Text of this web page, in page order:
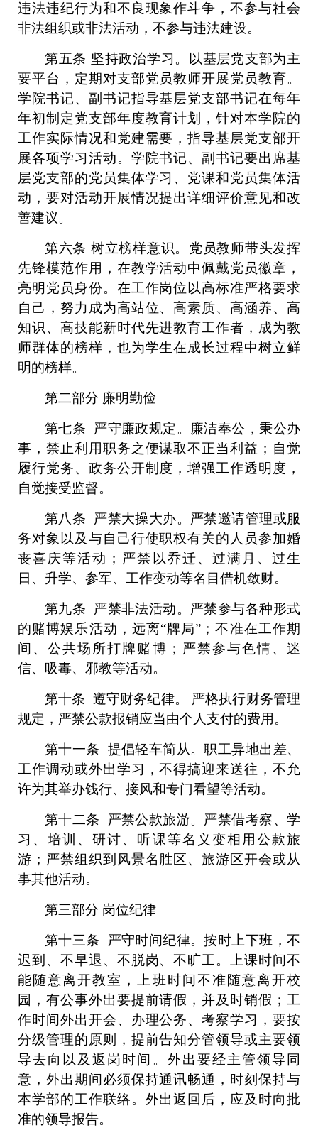
违法违纪行为和不良现象作斗争，不参与社会
非法组织或非法活动，不参与违法建设。
第五条 坚持政治学习。以基层党支部为主
要平台，定期对支部党员教师开展党员教育。
学院书记、副书记指导基层党支部书记在每年
年初制定党支部年度教育计划，针对本学院的
工作实际情况和党建需要，指导基层党支部开
展各项学习活动。学院书记、副书记要出席基
层党支部的党员集体学习、党课和党员集体活
动，要对活动开展情况提出详细评价意见和改
善建议。
第六条 树立榜样意识。党员教师带头发挥
先锋模范作用，在教学活动中佩戴党员徽章 ，
亮明党员身份。 在工作岗位以高标准严格要求
自己，努力成为高站位、高素质、高涵养、高
知识、高技能新时代先进教育工作者，成为教
师群体的榜样，也为学生在成长过程中树立鲜
明的榜样。
第二部分 廉明勤俭
第七条
严守廉政规定。廉洁奉公，秉公办
事，禁止利用职务之便谋取不正当利益；自觉
履行党务、政务公开制度，增强工作透明度，
自觉接受监督。
第八条
严禁大操大办。严禁邀请管理或服
务对象以及与自己行使职权有关的人员参加婚
丧喜庆等活动；严禁以乔迁、过满月、过生
日、升学、参军、工作变动等名目借机敛财。
第九条
严禁非法活动。严禁参与各种形式
的赌博娱乐活动，远离“牌局”；不准在工作期
间、公共场所打牌赌博；严禁参与色情、迷
信、吸毒、邪教等活动。
第十条 遵守财务纪律。
严格执行财务管理
规定，严禁公款报销应当由个人支付的费用。
第十一条 提倡轻车简从。职工异地出差、
工作调动或外出学习，不得搞迎来送往，不允
许为其举办饯行、接风和专门看望等活动。
第十二条
严禁公款旅游。严禁借考察、学
习、培训、研讨、听课等名义变相用公款旅
游；严禁组织到风景名胜区、旅游区开会或从
事其他活动。
第三部分 岗位纪律
第十三条 严守时间纪律。按时上下班，不
迟到、不早退、不脱岗、不旷工。
上课时间不
能随意离开教室，上班时间不准随意离开校
园，有公事外出要提前请假，并及时销假；工
作时间外出开会、办理公务、考察学习，要按
分级管理的原则，提前告知分管领导或主要领
导去向以及返岗时间。外出要经主管领导同
意，外出期间必须保持通讯畅通，时刻保持与
本学部的工作联络。外出返回后，应及时向批
准的领导报告。